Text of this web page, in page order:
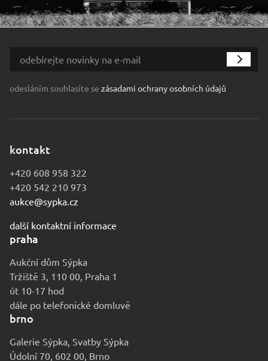
odesláním souhlasíte se zásadami ochrany osobních údajů
kontakt
+420 608 958 322
+420 542 210 973
aukce@sypka.cz
další kontaktní informace
praha
Aukční dům Sýpka
Tržiště 3, 110 00, Praha 1
út 10-17 hod
dále po telefonické domluvě
brno
Galerie Sýpka, Svatby Sýpka
Údolní 70, 602 00, Brno